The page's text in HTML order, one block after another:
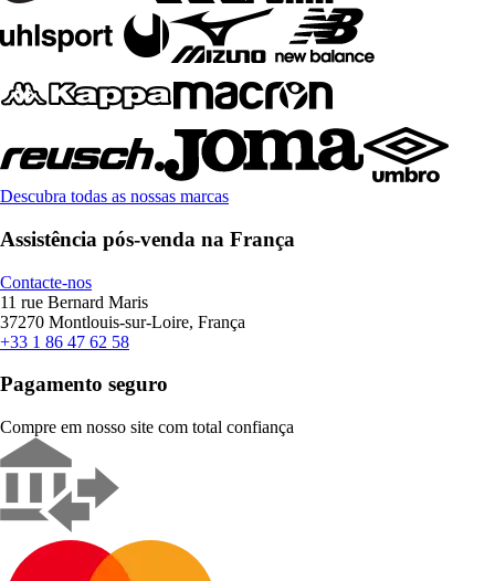
Descubra todas as nossas marcas
Assistência pós-venda na França
Contacte-nos
11 rue Bernard Maris
37270 Montlouis-sur-Loire, França
+33 1 86 47 62 58
Pagamento seguro
Compre em nosso site com total confiança